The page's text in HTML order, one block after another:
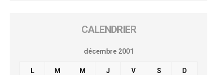
CALENDRIER
décembre 2001
L M M J V S D